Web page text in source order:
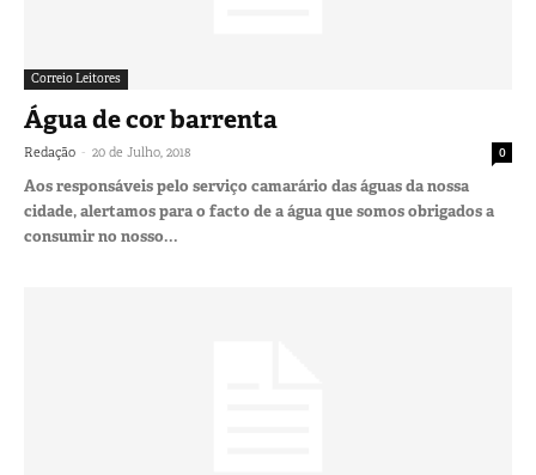
Correio Leitores
Água de cor barrenta
Redação - 20 de Julho, 2018 0
Aos responsáveis pelo serviço camarário das águas da nossa
cidade, alertamos para o facto de a água que somos obrigados a
consumir no nosso...